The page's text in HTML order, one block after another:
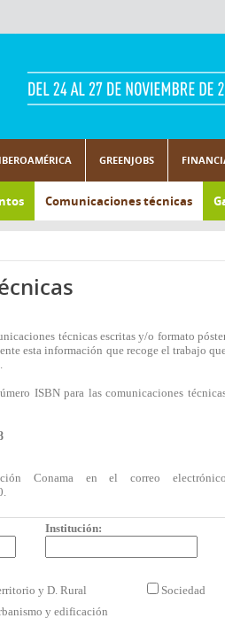
IBEROAMÉRICA GREENJOBS
Comunicaciones técnicas
técnicas escritas y/o formato
esta información que recoge el trabajo
ISBN para las comunicaciones
Conama en el correo electrónico
Institución:
y D. Rural
Sociedad
y edificación